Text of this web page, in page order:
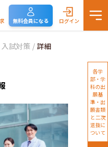
無料会員になる ログイン
入試対策 / 詳細
各学
部・学
科の出
願基
準・出
願書類
と二次
選抜に
ついて